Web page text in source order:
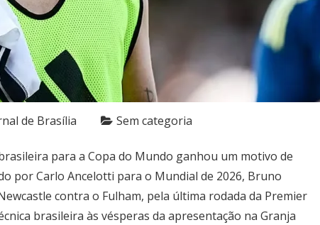
de Brasília Sem categoria
para a Copa do Mundo ganhou um motivo de
por Carlo Ancelotti para o Mundial de 2026, Bruno
contra o Fulham, pela última rodada da Premier
brasileira às vésperas da apresentação na Granja